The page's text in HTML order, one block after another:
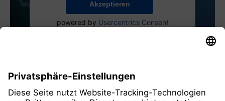
Akzeptieren
powered by Usercentrics Consent
alle Mitglieder